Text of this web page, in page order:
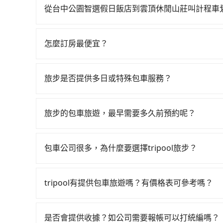
天就要來回，那在台中路邊可隨租隨借的iRent應
時40元路邊停車費用預估進去，但額外的汽車保
的車門仍未被修理，每一次租車都好像在開樂透
點仍有段距離，在遇到下雨天或者載行李時，就顯
從台中公園智選假日飯店到雲頂休閒山莊叫計程車
到車，也可考慮打電話至台中公園智選假日飯店
市的490倍。再加上台中市有些計程車司機不按錶
怎麼訂房最便宜？
區、價位、人數、特殊需求來搜尋適合的旅店與
就完成，事先不用電話確認空房，事後也不用告
打電話問的價格可能比民宿訂房網來得便宜，但
旅步是否提供多日或特殊包車服務？
旅步的包車旅遊，最早需要多久前預約呢？
不妨趁早訂購，享受更划算的價格。
包車公司很多，為什麼要選擇tripool旅步？
途安全無憂，我們的司機都是專業且可靠的職業
值得信任的不二選擇！
tripool有提供包車旅遊嗎？有價格表可參考嗎？
包車都有，可彈性選擇2~12小時的服務，滿足家
是否會提供收據？如公司需要報帳可以打統編嗎？